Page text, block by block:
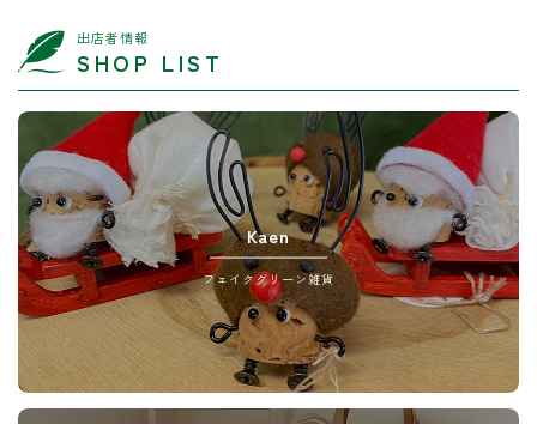
出店者情報
SHOP LIST
フェイクグリーン雑貨
Kaen